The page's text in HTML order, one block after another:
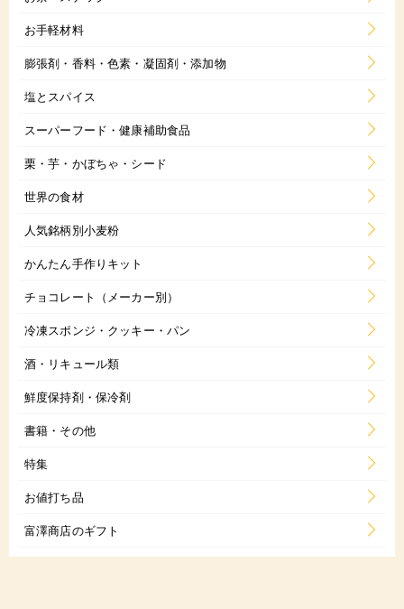
お手軽材料
膨張剤・香料・色素・凝固剤・添加物
塩とスパイス
スーパーフード・健康補助食品
栗・芋・かぼちゃ・シード
世界の食材
人気銘柄別小麦粉
かんたん手作りキット
チョコレート（メーカー別）
冷凍スポンジ・クッキー・パン
酒・リキュール類
鮮度保持剤・保冷剤
書籍・その他
特集
お値打ち品
富澤商店のギフト